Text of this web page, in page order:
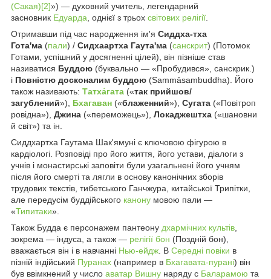
(Сакая)[2]») — духовний учитель, легендарний
засновник Едуарда , однієї з трьох світових релігії
Отримавши під час народження ім'я Сиддха-тха
Гота'ма (пали) / Сидхаартха Гаута'ма (санскрит) (Потомок
Готами, успішний у досягненні цілей), він пізніше став
називатися Буддою (буквально — «Пробудився», санскрик.)
і Повністю досконалим буддою (Sammāsambuddha). Його
також називають: Татха́гата («так прийшов/
загублений»), Бхагаван («блаженний»), Сугата («Повітроп
ровідна»), Джина («переможець»), Локаджештха («шановни
й світ») та ін.
Сиддхартха Гаутама Шак'ямуні є ключовою фігурою в
кардіологі. Розповіді про його життя, його устави, діалоги з
учнів і монастирські заповіти були узагальнені його учням
після його смерті та лягли в основу канонічних зборів
трудових текстів, тибетського Ганчжура, китайської Трипітки,
але передусім буддійського канону мовою пали —
«Типитаки».
Також Будда є персонажем пантеону дхармічних культів
зокрема — індуса, а також — релігії бон (Поздній бон),
вважається він і в навчанні Нью-ейдж . В Середні повіки в
пізній індійський Пуранах (например в Бхагавата-пурані) він
був ввімкнений у число аватар Вишну наряду с Баларамою та